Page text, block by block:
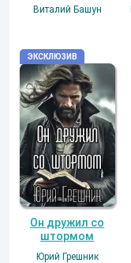
Виталий Башун
Он дружил со
штормом
Юрий Грешник